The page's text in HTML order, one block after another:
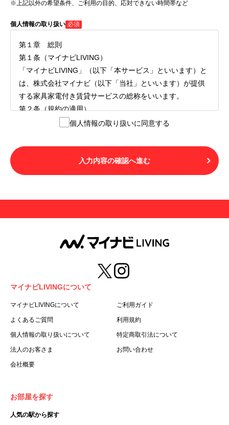
※上記以外の希望条件、ご利用の目的、応対できない時間帯など
個人情報の取り扱い 必須
第１章 総則
第１条（マイナビLIVING）
「マイナビLIVING」（以下「本サービス」といいます）と
は、株式会社マイナビ（以下「当社」といいます）が提供
する家具家電付き賃貸サービスの総称をいいます。
第２条（規約の適用）
１.本サービスを利用する者（以下「利用者」といいます）
LIVINGご契約にあたり取得する個人情報の取り扱いについ
て」の内容をすべて承諾したものとみなされます。不承諾
の意思表示は、本サービスを利用しないことをもってのみ
用することはできません。
第３条（用語の定義）
１.「本サ―ビス」とは、第１章第１条で規定する当社が運
営するマイナビLIVINGを意味します。
２.「利用者」とは、第１章第２条に規定する本サービスを
利用する個人を意味します。
３.「本サイト」とは、当社が運営する本サービスに関する
ます。
５.「会員」とは、第２章第１条に基づき会員登録が完了し
た個人を意味します。
録した情報、本サービス利用中に当社が登録を求めた情報
った場合の当該情報を意味します。
個人情報の取り扱いに同意する
入力内容の確認へ進む
マイナビLIVINGについて
マイナビLIVINGについて ご利用ガイド
よくあるご質問 利用規約
個人情報の取り扱いについて 特定商取引法について
法人のお客さま お問い合わせ
会社概要
お部屋を探す
人気の駅から探す